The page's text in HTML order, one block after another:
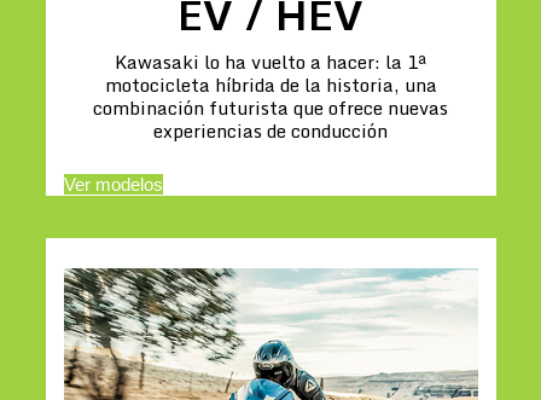
EV / HEV
Kawasaki lo ha vuelto a hacer: la 1ª
motocicleta híbrida de la historia, una
combinación futurista que ofrece nuevas
experiencias de conducción
Ver modelos